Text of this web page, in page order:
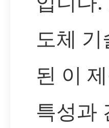
도체
된 이
특성과